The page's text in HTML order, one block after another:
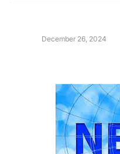
December 26, 2024